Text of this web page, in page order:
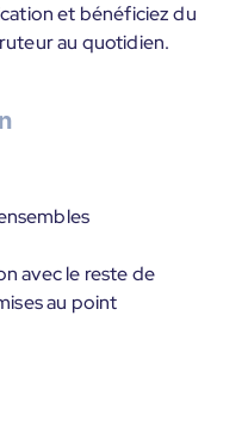
et bénéficiez du
au quotidien.
avec le reste de
au point